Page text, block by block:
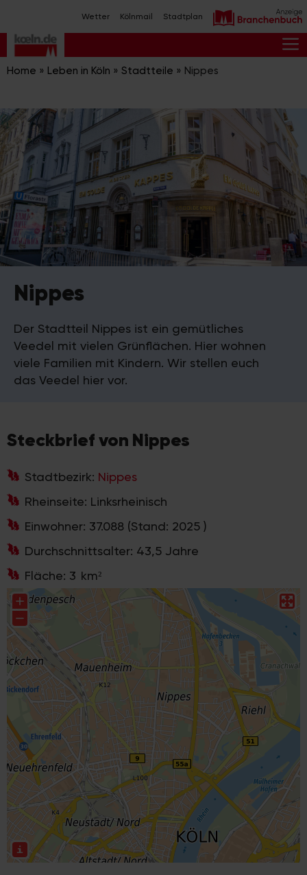
Inhalt
springen
Wetter Kölnmail Stadtplan
Home » Leben in Köln » Stadtteile » Nippes
Nippes
Der Stadtteil Nippes ist ein gemütliches
Veedel mit vielen Grünflächen. Hier wohnen
viele Familien mit Kindern. Wir stellen euch
das Veedel hier vor.
Steckbrief von Nippes
Stadtbezirk: Nippes
Rheinseite: Linksrheinisch
Einwohner: 37.088 (Stand: 2025 )
Durchschnittsalter: 43,5 Jahre
Fläche: 3 km²